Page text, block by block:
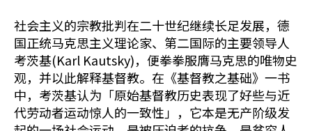
社会主义的宗教批判在二十世纪继续长足发展，德
国正统马克思主义理论家、第二国际的主要领导人
考茨基(Karl Kautsky)，便拳拳服膺马克思的唯物史
观，并以此解释基督教。在《基督教之基础》一书
中，考茨基认为「原始基督教历史表现了好些与近
代劳动者运动惊人的一致性」，它本是无产阶级发